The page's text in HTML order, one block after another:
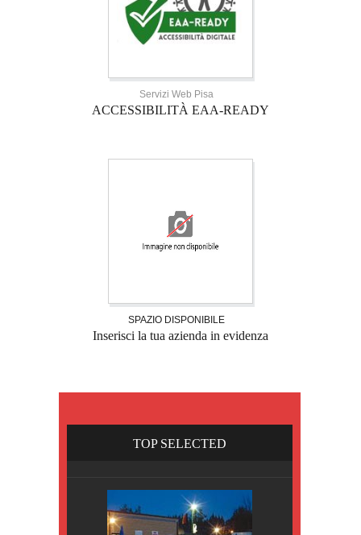
Servizi Web Pisa
ACCESSIBILITÀ EAA-READY
SPAZIO DISPONIBILE
Inserisci la tua azienda in evidenza
TOP SELECTED